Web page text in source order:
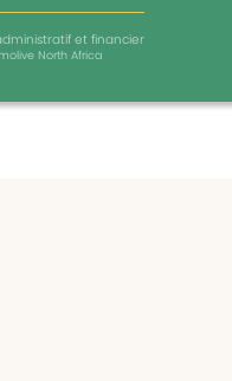
et financier
North Africa